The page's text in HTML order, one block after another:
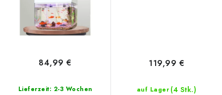
Lieferzeit: 2-3 Wochen
84,99 €
auf Lager (4 Stk.)
119,99 €